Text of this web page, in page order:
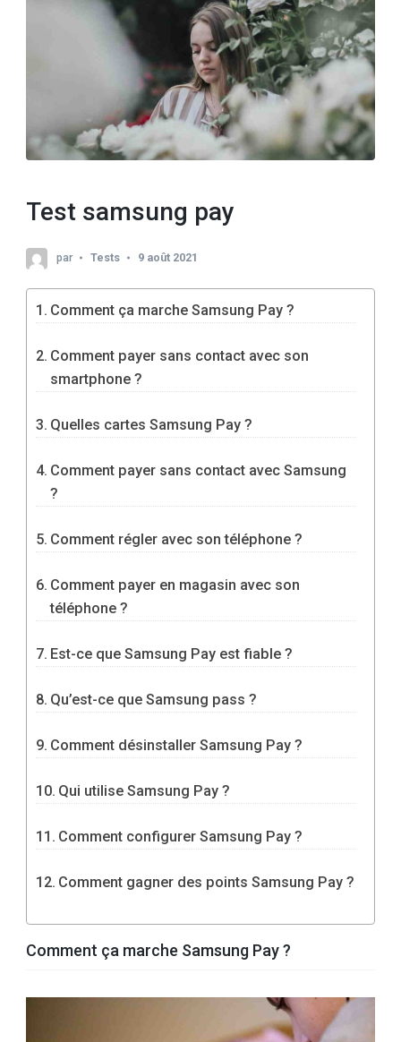
Test samsung pay
par Tests 9 août 2021
Comment ça marche Samsung Pay ?
Comment payer sans contact avec son
smartphone ?
Quelles cartes Samsung Pay ?
Comment payer sans contact avec Samsung
?
Comment régler avec son téléphone ?
Comment payer en magasin avec son
téléphone ?
Est-ce que Samsung Pay est fiable ?
Qu’est-ce que Samsung pass ?
Comment désinstaller Samsung Pay ?
Qui utilise Samsung Pay ?
Comment configurer Samsung Pay ?
Comment gagner des points Samsung Pay ?
Comment ça marche Samsung Pay ?